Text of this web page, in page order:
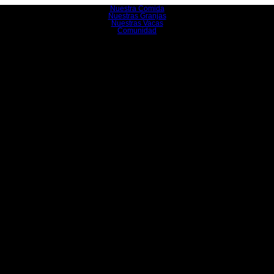
loaded, either because the server or network failed or because the
Nuestra Comida
Nuestras Granjas
Nuestras Vacas
Comunidad